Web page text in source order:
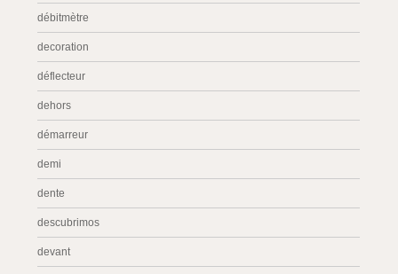
débitmètre
decoration
déflecteur
dehors
démarreur
demi
dente
descubrimos
devant